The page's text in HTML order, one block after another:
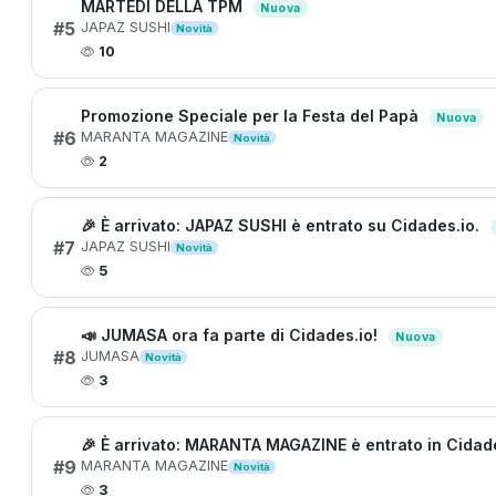
#5
MARTEDÌ DELLA TPM Nuova
JAPAZ SUSHI Novità
10
#6
Promozione Speciale per la Festa del Papà Nuova
MARANTA MAGAZINE Novità
2
#7
🎉 È arrivato: JAPAZ SUSHI è entrato su Cidades.io.
JAPAZ SUSHI Novità
5
#8
📣 JUMASA ora fa parte di Cidades.io! Nuova
JUMASA Novità
3
#9
🎉 È arrivato: MARANTA MAGAZINE è entrato in
MARANTA MAGAZINE Novità
3